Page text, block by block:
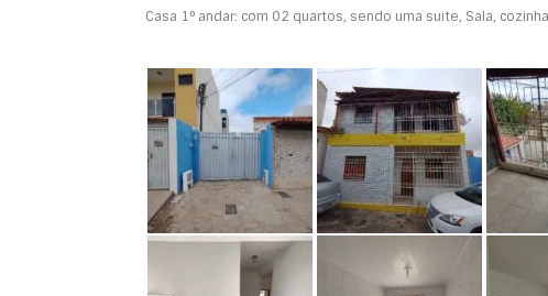
Casa 1° andar: com 02 quartos, sendo uma suite, Sala,